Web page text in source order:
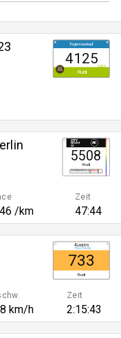
2023
20
Jahre
Tegernseelauf
Rudi
4125
CITY
NIGHT
23
AR
Rudi
SPORTMETROPOLE BERLIN
5508
/km
Zeit
47:44
4LANDEN
TRIATHLON
Rudi
733
km/h
Zeit
2:15:43